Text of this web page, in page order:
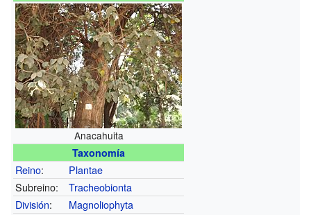
Anacahuita
Taxonomía
Reino:
Plantae
Subreino:
Tracheobionta
División:
Magnoliophyta